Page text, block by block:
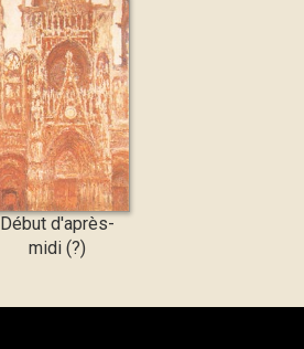
Début d'après-
midi (?)